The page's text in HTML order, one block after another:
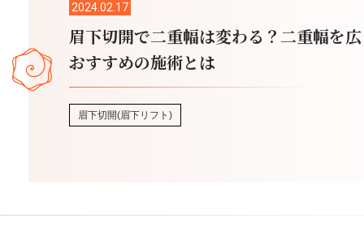
眉下切開(眉下リフト)
眉下切開で二重幅は変わる？二重幅を
おすすめの施術とは
2024.02.17